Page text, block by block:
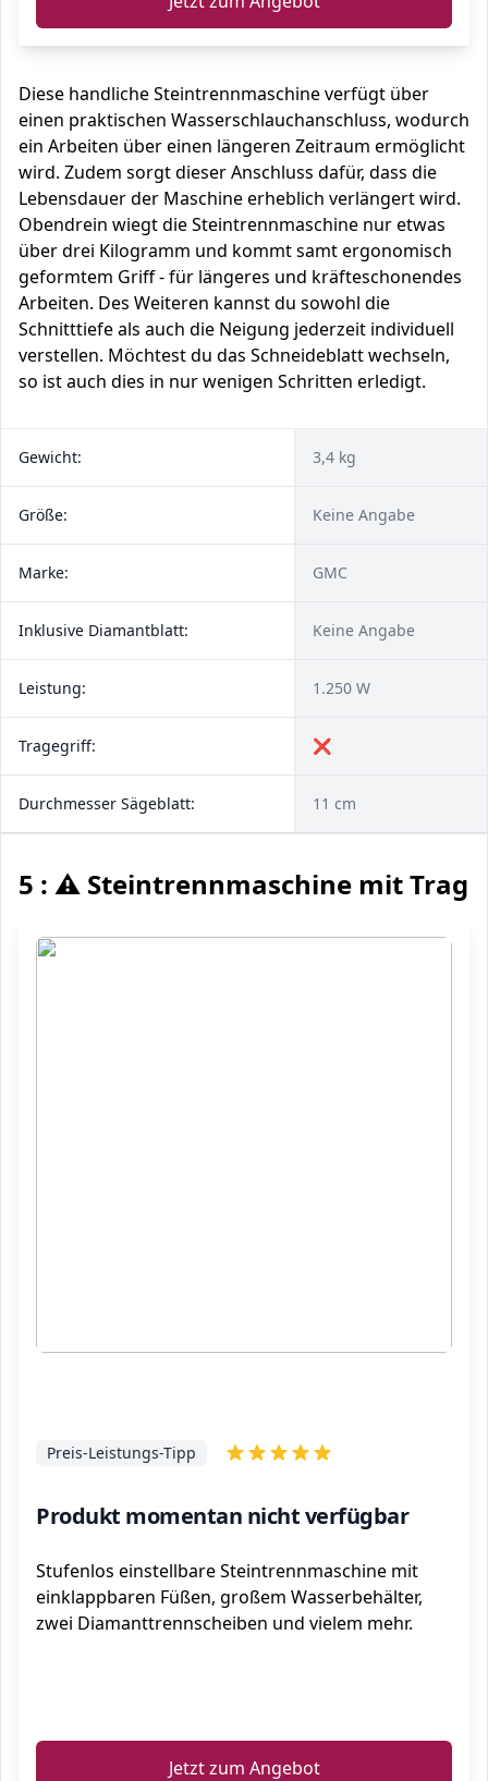
Diese handliche Steintrennmaschine verfügt über
einen praktischen Wasserschlauchanschluss, wodurch
ein Arbeiten über einen längeren Zeitraum ermöglicht
wird. Zudem sorgt dieser Anschluss dafür, dass die
Lebensdauer der Maschine erheblich verlängert wird.
Obendrein wiegt die Steintrennmaschine nur etwas
über drei Kilogramm und kommt samt ergonomisch
geformtem Griff - für längeres und kräfteschonendes
Arbeiten. Des Weiteren kannst du sowohl die
Schnitttiefe als auch die Neigung jederzeit individuell
verstellen. Möchtest du das Schneideblatt wechseln,
so ist auch dies in nur wenigen Schritten erledigt.
Gewicht: 3,4 kg
Größe: Keine Angabe
Marke: GMC
Inklusive Diamantblatt: Keine Angabe
Leistung: 1.250 W
Tragegriff: ❌
Durchmesser Sägeblatt: 11 cm
5 : ⚠️ Steintrennmaschine mit
Produkt momentan nicht verfügbar
Preis-Leistungs-Tipp
Stufenlos einstellbare Steintrennmaschine mit
einklappbaren Füßen, großem Wasserbehälter,
zwei Diamanttrennscheiben und vielem mehr.
Jetzt zum Angebot